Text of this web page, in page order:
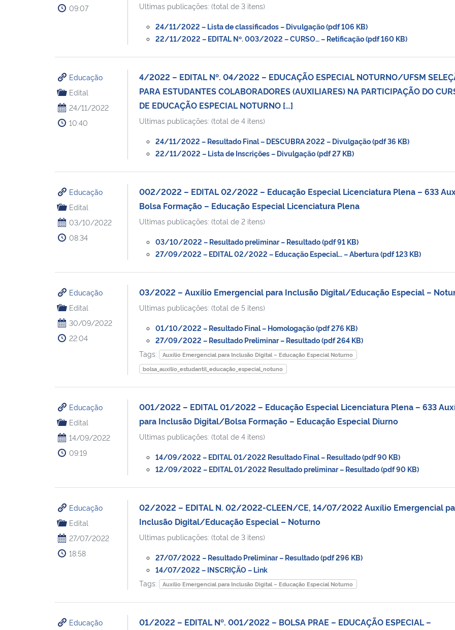
09:07
Ultimas publicações: (total de 3 itens)
24/11/2022 – Lista de classificados – Divulgação (pdf 106 KB)
22/11/2022 – EDITAL Nº. 003/2022 – CURSO… – Retificação (pdf 160 KB)
Educação
Edital
24/11/2022
10:40
4/2022 – EDITAL Nº. 04/2022 – EDUCAÇÃO ESPECIAL NOTURNO/UFSM
PARA ESTUDANTES COLABORADORES (AUXILIARES) NA PARTICIPAÇÃO DO
DE EDUCAÇÃO ESPECIAL NOTURNO […]
Ultimas publicações: (total de 4 itens)
24/11/2022 – Resultado Final – DESCUBRA 2022 – Divulgação (pdf 36 KB)
22/11/2022 – Lista de Inscrições – Divulgação (pdf 27 KB)
Educação
Edital
03/10/2022
08:34
002/2022 – EDITAL 02/2022 – Educação Especial Licenciatura Plena – 633
Bolsa Formação – Educação Especial Licenciatura Plena
Ultimas publicações: (total de 2 itens)
03/10/2022 – Resultado preliminar – Resultado (pdf 91 KB)
27/09/2022 – EDITAL 02/2022 – Educação Especial… – Abertura (pdf 123 KB)
Educação
Edital
30/09/2022
22:04
03/2022 – Auxílio Emergencial para Inclusão Digital/Educação Especial –
Ultimas publicações: (total de 5 itens)
01/10/2022 – Resultado Final – Homologação (pdf 276 KB)
27/09/2022 – Resultado Preliminar – Resultado (pdf 264 KB)
Tags:
Auxílio Emergencial para Inclusão Digital – Educação Especial Noturno
bolsa_auxilio_estudantil_educação_especial_notuno
Educação
Edital
14/09/2022
09:19
001/2022 – EDITAL 01/2022 – Educação Especial Licenciatura Plena – 633
para Inclusão Digital/Bolsa Formação – Educação Especial Diurno
Ultimas publicações: (total de 4 itens)
14/09/2022 – EDITAL 01/2022 Resultado Final – Resultado (pdf 90 KB)
12/09/2022 – EDITAL 01/2022 Resultado preliminar – Resultado (pdf 90 KB)
Educação
Edital
27/07/2022
18:58
02/2022 – EDITAL N. 02/2022-CLEEN/CE, 14/07/2022 Auxílio Emergencial
Inclusão Digital/Educação Especial – Noturno
Ultimas publicações: (total de 3 itens)
27/07/2022 – Resultado Preliminar – Resultado (pdf 296 KB)
14/07/2022 – INSCRIÇÃO – Link
Tags:
Auxílio Emergencial para Inclusão Digital – Educação Especial Noturno
Educação 01/2022 – EDITAL Nº. 001/2022 – BOLSA PRAE – EDUCAÇÃO ESPECIAL –